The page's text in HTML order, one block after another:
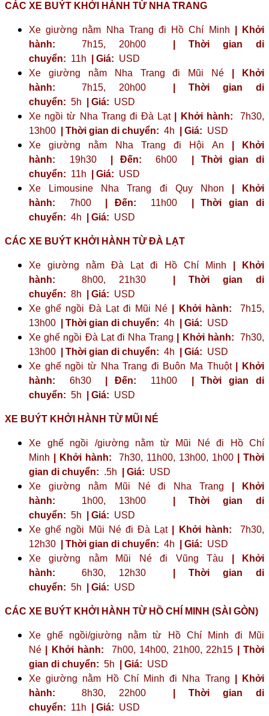
CÁC XE BUÝT KHỞI HÀNH TỪ NHA TRANG
Xe giường nằm Nha Trang đi Hồ Chí Minh
| Khởi
hành: 7h15, 20h00
| Thời gian di
chuyển: 11h | Giá: USD
Xe giường nằm Nha Trang đi Mũi Né
| Khởi
hành: 7h15, 20h00
| Thời gian di
chuyển: 5h | Giá: USD
Xe ngồi từ Nha Trang đi Đà Lạt
| Khởi hành: 7h30,
13h00
| Thời gian di chuyển: 4h | Giá: USD
Xe giường nằm Nha Trang đi Hội An
| Khởi
hành: 19h30 | Đến: 6h00
| Thời gian di
chuyển: 11h | Giá: USD
Xe Limousine Nha Trang đi Quy Nhon
| Khởi
hành: 7h00 | Đến: 11h00
| Thời gian di
chuyển: 4h | Giá: USD
CÁC XE BUÝT KHỞI HÀNH TỪ ĐÀ LẠT
Xe giường nằm Đà Lạt đi Hồ Chí Minh
| Khởi
hành: 8h00, 21h30
| Thời gian di
chuyển: 8h | Giá: USD
Xe ghế ngồi Đà Lạt đi Mũi Né
| Khởi hành: 7h15,
13h00
| Thời gian di chuyển: 4h | Giá: USD
Xe ghế ngồi Đà Lạt đi Nha Trang
| Khởi hành: 7h30,
13h00
| Thời gian di chuyển: 4h | Giá: USD
Xe ghế ngồi từ Nha Trang đi Buôn Ma Thuột
| Khởi
hành: 6h30 | Đến: 11h00
| Thời gian di
chuyển: 5h | Giá: USD
XE BUÝT KHỞI HÀNH TỪ MŨI NÉ
Xe ghế ngồi /giường nằm từ Mũi Né đi Hồ Chí
Minh
| Khởi hành: 7h30, 11h00, 13h00, 1h00
| Thời
gian di chuyển: .5h | Giá: USD
Xe giường nằm Mũi Né đi Nha Trang
| Khởi
hành: 1h00, 13h00
| Thời gian di
chuyển: 5h | Giá: USD
Xe ghế ngồi Mũi Né đi Đà Lạt
| Khởi hành: 7h30,
12h30
| Thời gian di chuyển: 4h | Giá: USD
Xe giường nằm Mũi Né đi Vũng Tàu
| Khởi
hành: 6h30, 12h30
| Thời gian di
chuyển: 5h | Giá: USD
CÁC XE BUÝT KHỞI HÀNH TỪ HỒ CHÍ MINH (SÀI GÒN)
Xe ghế ngồi/giường nằm từ Hồ Chí Minh đi Mũi
Né
| Khởi hành: 7h00, 14h00, 21h00, 22h15
| Thời
gian di chuyển: 5h | Giá: USD
Xe giường nằm Hồ Chí Minh đi Nha Trang
| Khởi
hành: 8h30, 22h00
| Thời gian di
chuyển: 11h | Giá: USD